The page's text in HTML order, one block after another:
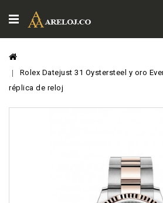
Rolex Datejust 31 Oystersteel y oro
réplica de reloj